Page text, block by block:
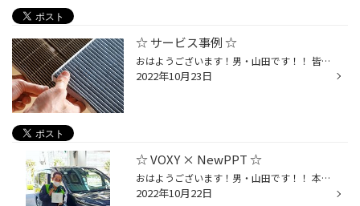
☆ サービス事例 ☆
おはようございます！男・山田です！！ 皆さ～ん！今日は日曜日☆ 良い天気でとっても気持ちいいですね☆ そんな日曜日の朝と言えばｯ！！ 修行の時間でーす☆☆(^^)/ 笑 週末恒例☆ " 長～～～いブログ " ！！ それでは早速…いってみましょうｯ！！！ 【 サービス事例・・・エアコンフィルター 編 】 『 ...
2022年10月23日
☆ VOXY × NewPPT ☆
おはようございます！男・山田です！！ 本日は、トヨタ VOXYの！ 【 NewPPT お取付け 】からスタート☆(^^)/ 当店のブログではお馴染みの人気商品☆ NewPPTですが、、、 まだまだ知名度は低めでやんす。f(￣ー￣;) 今回も、 『 NewPPT？ 何じゃソレ？？ 』から始まり… 『 アクセルレスポンスが凄く良...
2022年10月22日